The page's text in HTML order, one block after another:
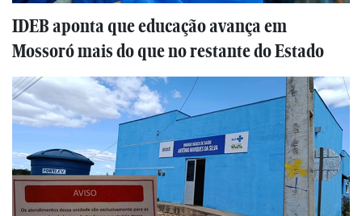
IDEB aponta que educação avança em
Mossoró mais do que no restante do Estado